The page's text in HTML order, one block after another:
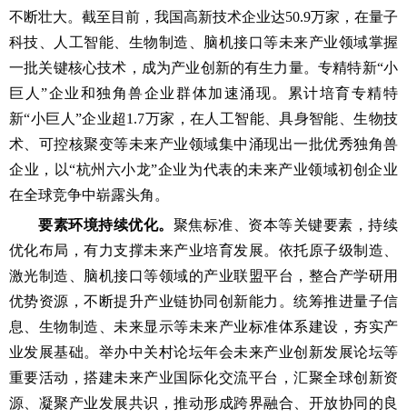
不断壮大。截至目前，我国高新技术企业达50.9万家，在量子
科技、人工智能、生物制造、脑机接口等未来产业领域掌握
一批关键核心技术，成为产业创新的有生力量。专精特新“小
巨人”企业和独角兽企业群体加速涌现。累计培育专精特
新“小巨人”企业超1.7万家，在人工智能、具身智能、生物技
术、可控核聚变等未来产业领域集中涌现出一批优秀独角兽
企业，以“杭州六小龙”企业为代表的未来产业领域初创企业
在全球竞争中崭露头角。
要素环境持续优化。 聚焦标准、资本等关键要素，持续
优化布局，有力支撑未来产业培育发展。依托原子级制造、
激光制造、脑机接口等领域的产业联盟平台，整合产学研用
优势资源，不断提升产业链协同创新能力。统筹推进量子信
息、生物制造、未来显示等未来产业标准体系建设，夯实产
业发展基础。举办中关村论坛年会未来产业创新发展论坛等
重要活动，搭建未来产业国际化交流平台，汇聚全球创新资
源、凝聚产业发展共识，推动形成跨界融合、开放协同的良